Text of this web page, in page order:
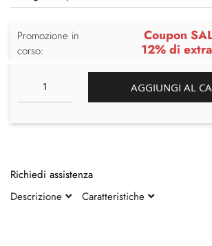
Promozione in
corso:
Coupon
12% di
AGGIUNGI AL
Richiedi assistenza
Descrizione
Caratteristiche